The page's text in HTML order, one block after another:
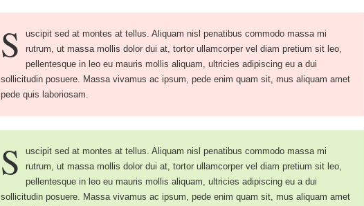
S
uscipit sed at montes at tellus. Aliquam nisl penatibus commodo massa mi
rutrum, ut massa mollis dolor dui at, tortor ullamcorper vel diam pretium sit leo,
pellentesque in leo eu mauris mollis aliquam, ultricies adipiscing eu a dui
sollicitudin posuere. Massa vivamus ac ipsum, pede enim quam sit, mus aliquam amet
pede quis laboriosam.
S
uscipit sed at montes at tellus. Aliquam nisl penatibus commodo massa mi
rutrum, ut massa mollis dolor dui at, tortor ullamcorper vel diam pretium sit leo,
pellentesque in leo eu mauris mollis aliquam, ultricies adipiscing eu a dui
sollicitudin posuere. Massa vivamus ac ipsum, pede enim quam sit, mus aliquam amet